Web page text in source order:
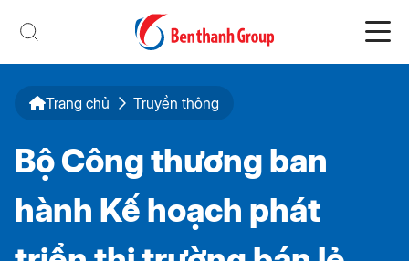
Trang chủ Truyền thông
Bộ Công thương ban
hành Kế hoạch phát